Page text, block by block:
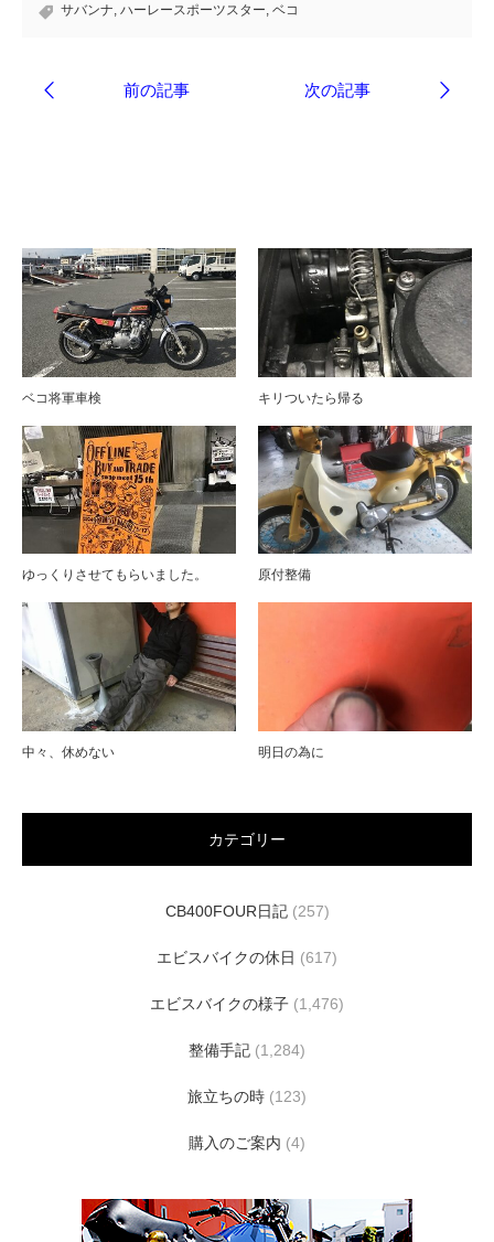
サバンナ, ハーレースポーツスター, ベコ
ベコ将軍車検 キリついたら帰る
ゆっくりさせてもらいました。 原付整備
中々、休めない 明日の為に
カテゴリー
CB400FOUR日記(257)
エビスバイクの休日 (617)
エビスバイクの様子 (1,476)
整備手記 (1,284)
旅立ちの時 (123)
購入のご案内 (4)